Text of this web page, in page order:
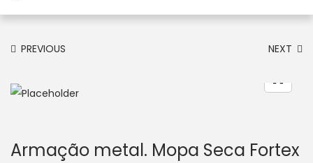
PREVIOUS NEXT
Armação metal. Mopa Seca Fortex